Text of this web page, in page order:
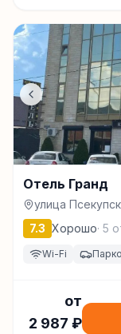
Отель Гранд
улица
7.3 Хорошо· 5
Wi-Fi
от
2 987 ₽